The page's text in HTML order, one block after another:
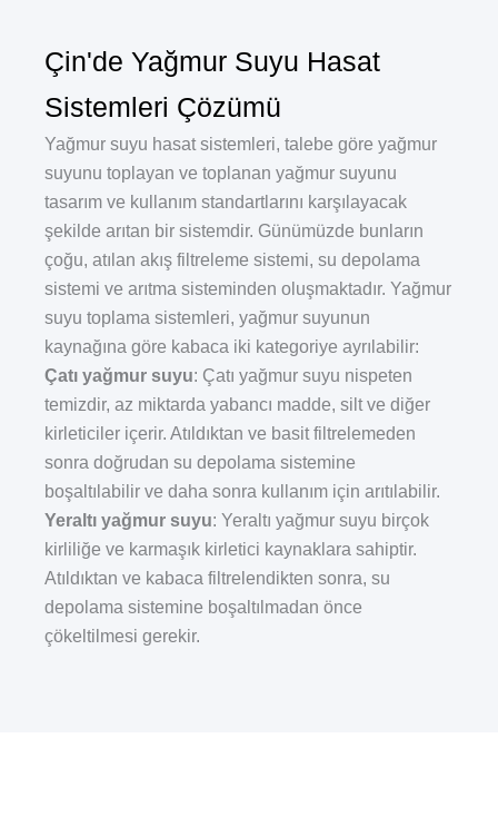
Çin'de Yağmur Suyu Hasat
Sistemleri Çözümü
Yağmur suyu hasat sistemleri, talebe göre yağmur
suyunu toplayan ve toplanan yağmur suyunu
tasarım ve kullanım standartlarını karşılayacak
şekilde arıtan bir sistemdir. Günümüzde bunların
çoğu, atılan akış filtreleme sistemi, su depolama
sistemi ve arıtma sisteminden oluşmaktadır. Yağmur
suyu toplama sistemleri, yağmur suyunun
kaynağına göre kabaca iki kategoriye ayrılabilir:
Çatı yağmur suyu: Çatı yağmur suyu nispeten
temizdir, az miktarda yabancı madde, silt ve diğer
kirleticiler içerir. Atıldıktan ve basit filtrelemeden
sonra doğrudan su depolama sistemine
boşaltılabilir ve daha sonra kullanım için arıtılabilir.
Yeraltı yağmur suyu: Yeraltı yağmur suyu birçok
kirliliğe ve karmaşık kirletici kaynaklara sahiptir.
Atıldıktan ve kabaca filtrelendikten sonra, su
depolama sistemine boşaltılmadan önce
çökeltilmesi gerekir.